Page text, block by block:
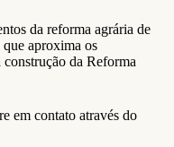
da reforma agrária de
aproxima os
da Reforma
em contato através do